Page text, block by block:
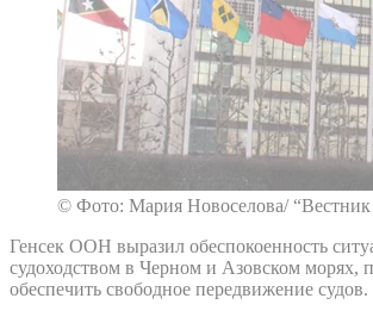
© Фото: Мария Новоселова/ “Вестник
Генсек ООН выразил обеспокоенность
судоходством в Черном и Азовском морях,
обеспечить свободное передвижение судов.